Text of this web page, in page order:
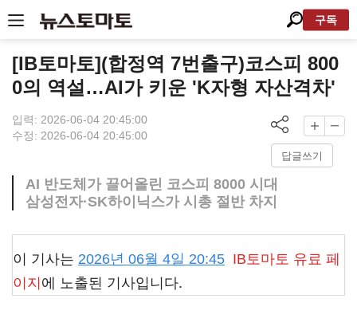
구독
[IB토마토](합정역 7번출구)코스피 800
0의 역설…AI가 키운 'K자형 자산격차'
입력: 2026-06-04 20:45:00
수정: 2026-06-04 20:45:00
답글쓰기
AI 반도체가 끌어올린 코스피 8000 시대
삼성전자·SK하이닉스가 시총 절반 차지
이 기사는 2026년 06월 4일 20:45 IB토마토 유료 페
이지 에 노출된 기사입니다.